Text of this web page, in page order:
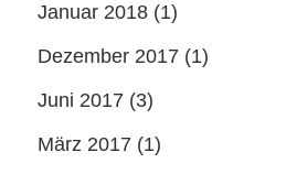
Januar 2018 (1)
Dezember 2017 (1)
Juni 2017 (3)
März 2017 (1)